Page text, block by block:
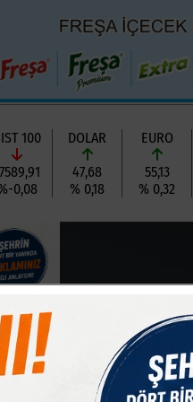
100
0,08
DOLAR
47,68
% 0,18
EURO
55,13
% 0,32